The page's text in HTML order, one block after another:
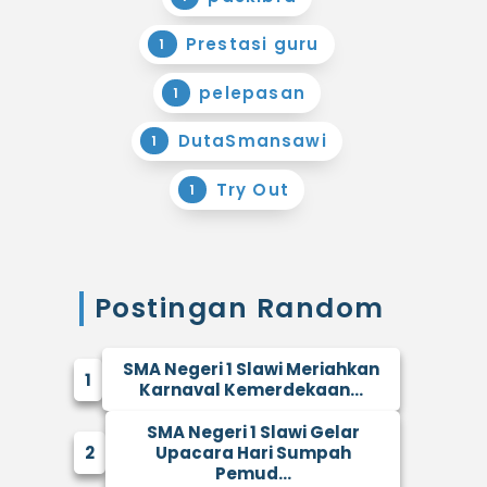
1 Prestasi guru
1 pelepasan
1 DutaSmansawi
1 Try Out
Postingan Random
1
SMA Negeri 1 Slawi Meriahkan
Karnaval Kemerdekaan...
2
SMA Negeri 1 Slawi Gelar
Upacara Hari Sumpah
Pemud...